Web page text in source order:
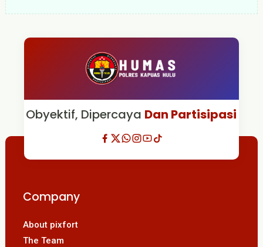
Obyektif, Dipercaya Dan Partisipasi
Company
About pixfort
The Team